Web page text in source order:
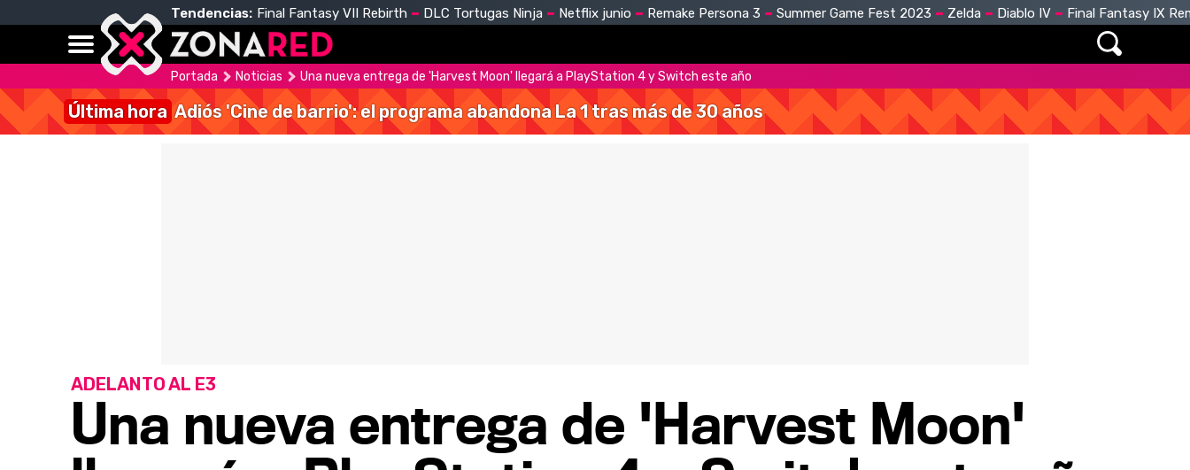
Tendencias: Final Fantasy VII Rebirth DLC Tortugas Ninja Netflix junio Remake Persona 3 Summer Game Fest 2023 Zelda Diablo IV Final Fantasy IX
Portada Noticias Una nueva entrega de 'Harvest Moon' llegará a PlayStation 4 y Switch este año
Última hora Adiós 'Cine de barrio': el programa abandona La 1 tras más de 30 años
Una nueva entrega de 'Harvest Moon'
ADELANTO AL E3